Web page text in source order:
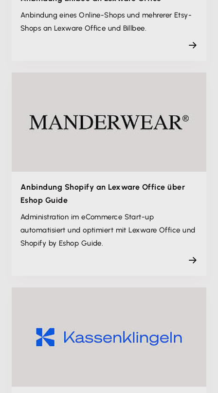
Anbindung eines Online-Shops und mehrerer Etsy-
Shops an Lexware Office und Billbee.
Anbindung Shopify an Lexware Office über
Eshop Guide
Administration im eCommerce Start-up
automatisiert und optimiert mit Lexware Office und
Shopify by Eshop Guide.